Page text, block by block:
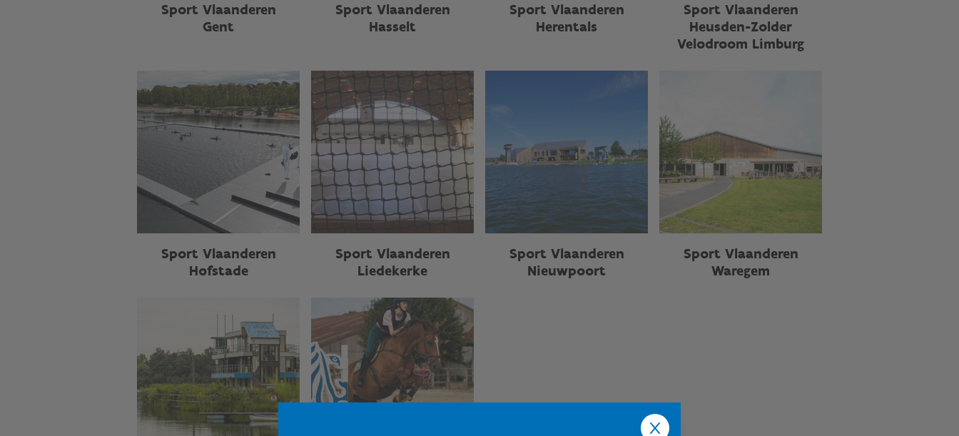
Sport Vlaanderen
Gent
Sport Vlaanderen
Hasselt
Sport Vlaanderen
Herentals
Sport Vlaanderen
Heusden-Zolder
Velodroom Limburg
Sport Vlaanderen
Hofstade
Sport Vlaanderen
Liedekerke
Sport Vlaanderen
Nieuwpoort
Sport Vlaanderen
Waregem